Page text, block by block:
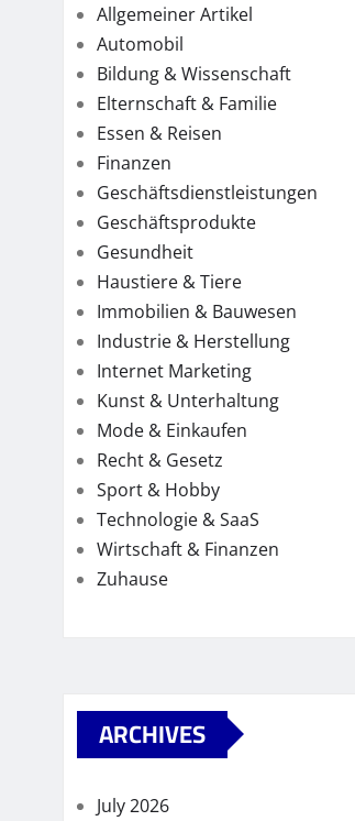
Allgemeiner Artikel
Automobil
Bildung & Wissenschaft
Elternschaft & Familie
Essen & Reisen
Finanzen
Geschäftsdienstleistungen
Geschäftsprodukte
Gesundheit
Haustiere & Tiere
Immobilien & Bauwesen
Industrie & Herstellung
Internet Marketing
Kunst & Unterhaltung
Mode & Einkaufen
Recht & Gesetz
Sport & Hobby
Technologie & SaaS
Wirtschaft & Finanzen
Zuhause
ARCHIVES
July 2026